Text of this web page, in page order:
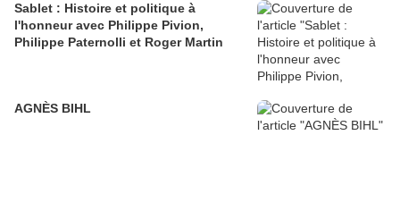
Sablet : Histoire et politique à
l'honneur avec Philippe Pivion,
Philippe Paternolli et Roger Martin
AGNÈS BIHL